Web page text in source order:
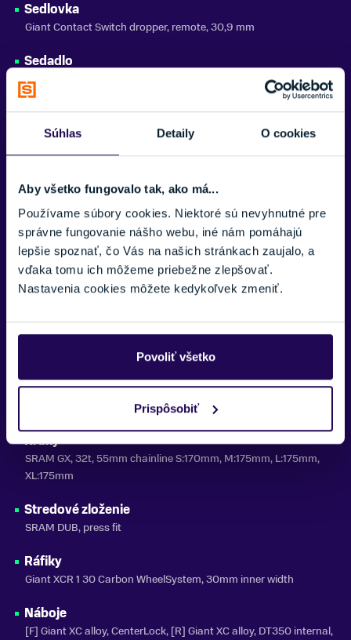
Súhlas Detaily O cookies
Aby všetko fungovalo tak, ako má...
Používame súbory cookies. Niektoré sú nevyhnutné pre
správne fungovanie nášho webu, iné nám pomáhajú
lepšie spoznať, čo Vás na našich stránkach zaujalo, a
vďaka tomu ich môžeme priebežne zlepšovať.
Nastavenia cookies môžete kedykoľvek zmeniť.
Povoliť všetko
Prispôsobiť
Sedlovka
Giant Contact Switch dropper, remote, 30,9 mm
Sedadlo
Fi'zi:k Antares R5 with K:ium rails
Radenie
SRAM GX Eagle, 1x12
SRAM GX Eagle
Brzdy
Shimano Deore XT BR-M8100, hydraulic, Shimano RT-64 rotors
[F]180mm, [R]160mm
Brzdové páky
Kazeta
Reťaz
Kľuky
SRAM GX, 32t, 55mm chainline S:170mm, M:175mm, L:175mm,
XL:175mm
Stredové zloženie
SRAM DUB, press fit
Ráfiky
Giant XCR 1 30 Carbon WheelSystem, 30mm inner width
Náboje
[F] Giant XC alloy, CenterLock, [R] Giant XC alloy, DT350 internal,